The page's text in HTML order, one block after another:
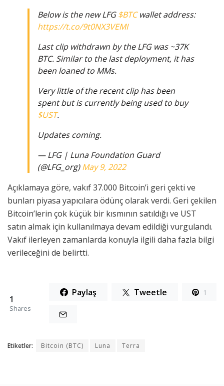
Below is the new LFG$BTCwallet address:
https://t.co/9t0NX3VEMI
Last clip withdrawn by the LFG was ~37K
BTC. Similar to the last deployment, it has
been loaned to MMs.
Very little of the recent clip has been
spent but is currently being used to buy
$UST.
Updates coming.
— LFG | Luna Foundation Guard
(@LFG_org)May 9, 2022
Açıklamaya göre, vakıf 37.000 Bitcoin’i geri çekti ve
bunları piyasa yapıcılara ödünç olarak verdi. Geri çekilen
Bitcoin’lerin çok küçük bir kısmının satıldığı ve UST
satın almak için kullanılmaya devam edildiği vurgulandı.
Vakıf ilerleyen zamanlarda konuyla ilgili daha fazla bilgi
verileceğini de belirtti.
1
Shares
Paylaş Tweetle 1
Etiketler: Bitcoin (BTC) Luna Terra